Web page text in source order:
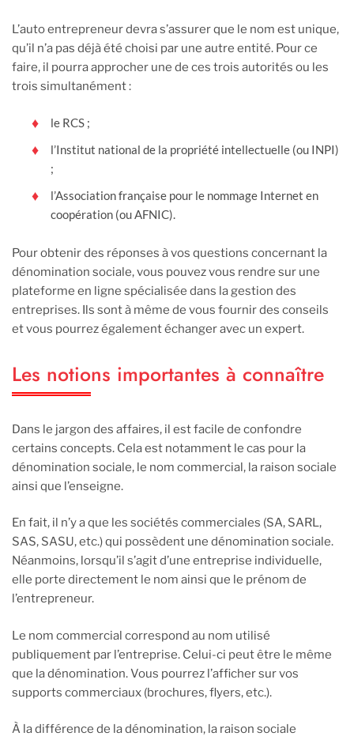
L’auto entrepreneur devra s’assurer que le nom est unique,
qu’il n’a pas déjà été choisi par une autre entité. Pour ce
faire, il pourra approcher une de ces trois autorités ou les
trois simultanément :
le RCS ;
l’Institut national de la propriété intellectuelle (ou INPI)
;
l’Association française pour le nommage Internet en
coopération (ou AFNIC).
Pour obtenir des réponses à vos questions concernant la
dénomination sociale, vous pouvez vous rendre sur une
plateforme en ligne spécialisée dans la gestion des
entreprises. Ils sont à même de vous fournir des conseils
et vous pourrez également échanger avec un expert.
Les notions importantes à connaître
Dans le jargon des affaires, il est facile de confondre
certains concepts. Cela est notamment le cas pour la
dénomination sociale, le nom commercial, la raison sociale
ainsi que l’enseigne.
En fait, il n’y a que les sociétés commerciales (SA, SARL,
SAS, SASU, etc.) qui possèdent une dénomination sociale.
Néanmoins, lorsqu’il s’agit d’une entreprise individuelle,
elle porte directement le nom ainsi que le prénom de
l’entrepreneur.
Le nom commercial correspond au nom utilisé
publiquement par l’entreprise. Celui-ci peut être le même
que la dénomination. Vous pourrez l’afficher sur vos
supports commerciaux (brochures, flyers, etc.).
À la différence de la dénomination, la raison sociale